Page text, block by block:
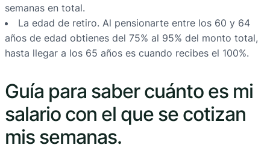
semanas en total.
La edad de retiro. Al pensionarte entre los 60 y 64
años de edad obtienes del 75% al 95% del monto total,
hasta llegar a los 65 años es cuando recibes el 100%.
Guía para saber cuánto es mi
salario con el que se cotizan
mis semanas.